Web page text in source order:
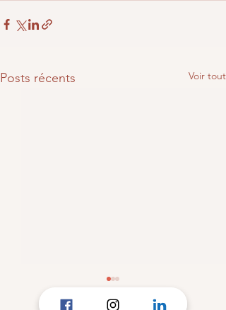
Posts récents Voir tout